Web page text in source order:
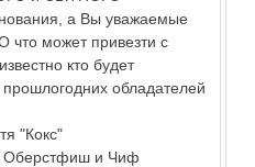
а Вы уважаемые
что может привезти с
кто будет
прошлогодних обладателей
"Кокс"
Оберстфиш и Чиф